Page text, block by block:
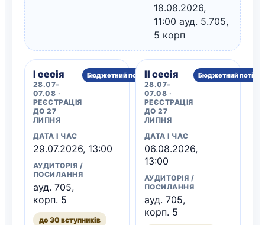
18.08.2026,
11:00 ауд. 5.705,
5 корп
I сесія
28.07–
07.08 ·
РЕЄСТРАЦІЯ
ДО 27
ЛИПНЯ
Бюджетний потік
ДАТА І ЧАС
29.07.2026, 13:00
АУДИТОРІЯ /
ПОСИЛАННЯ
ауд. 705,
корп. 5
до 30 вступників
II сесія
28.07–
07.08 ·
РЕЄСТРАЦІЯ
ДО 27
ЛИПНЯ
Бюджетний потік
ДАТА І ЧАС
06.08.2026,
13:00
АУДИТОРІЯ /
ПОСИЛАННЯ
ауд. 705,
корп. 5